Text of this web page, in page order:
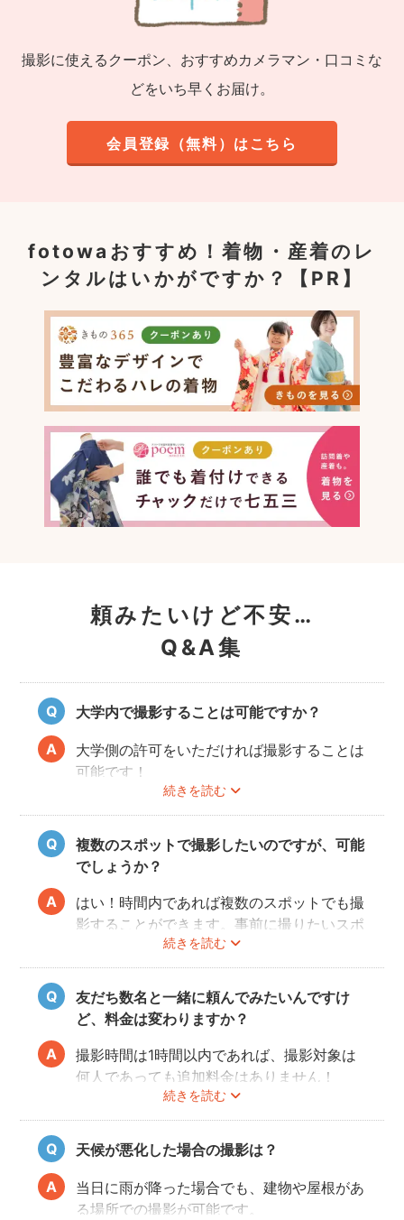
撮影に使えるクーポン、おすすめカメラマン・口コミな
どをいち早くお届け。
会員登録（無料）はこちら
fotowaおすすめ！着物・産着のレ
ンタルはいかがですか？【PR】
頼みたいけど不安…
Q&A集
大学内で撮影することは可能ですか？
続きを読む
大学側の許可をいただければ撮影することは
可能です！
事前にユーザーご自身で必ず大学に撮影可否
のご確認をお願いいたします。
撮影許可の取り方はこちら
複数のスポットで撮影したいのですが、可能
でしょうか？
続きを読む
はい！時間内であれば複数のスポットでも撮
影することができます。事前に撮りたいスポ
ットや時間配分についてフォトグラファーと
相談しておくと当日スムースに撮影できるの
でおすすめです。
友だち数名と一緒に頼んでみたいんですけ
ど、料金は変わりますか？
続きを読む
撮影時間は1時間以内であれば、撮影対象は
何人であっても追加料金はありません！
ぜひお友だち同士で素敵な思い出を残してく
ださい。
天候が悪化した場合の撮影は？
当日に雨が降った場合でも、建物や屋根があ
る場所での撮影が可能です。